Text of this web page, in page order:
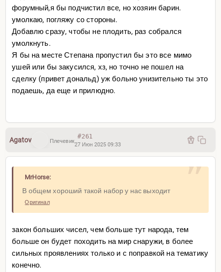
форумный,я бы подчистил все, но хозяин барин.
умолкаю, погляжу со стороны.
Добавлю сразу, чтобы не плодить, раз собрался
умолкнуть.
Я бы на месте Степана пропустил бы это все мимо
ушей или бы закусился, хз, но точно не пошел на
сделку (привет дональд) уж больно унизительно ты это
подаешь, да еще и прилюдно.
Agatov Плечевик
#261
27 Июн 2025 09:33
MrHorse:
В общем хороший такой набор у нас выходит
Оригинал
закон больших чисел, чем больше тут народа, тем
больше он будет походить на мир снаружи, в более
сильных проявлениях только и с поправкой на тематику
конечно.